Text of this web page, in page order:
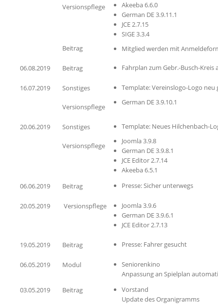
Versionspflege
Beitrag
Akeeba 6.6.0
German DE 3.9.11.1
JCE 2.7.15
SIGE 3.3.4
Mitglied werden mit
06.08.2019 Beitrag Fahrplan zum Gebr.-Busch-Kreis
16.07.2019 Sonstiges
Versionspflege
Template: Vereinslogo-Logo neu
German DE 3.9.10.1
20.06.2019 Sonstiges
Versionspflege
Template: Neues Hilchenbach-
Joomla 3.9.8
German DE 3.9.8.1
JCE Editor 2.7.14
Akeeba 6.5.1
06.06.2019
Beitrag Presse: Sicher unterwegs
20.05.2019 Versionspflege
Joomla 3.9.6
German DE 3.9.6.1
JCE Editor 2.7.13
19.05.2019 Beitrag Presse: Fahrer gesucht
06.05.2019 Modul
Seniorenkino
Anpassung an Spielplan
03.05.2019
Beitrag
Vorstand
Update des Organigramms